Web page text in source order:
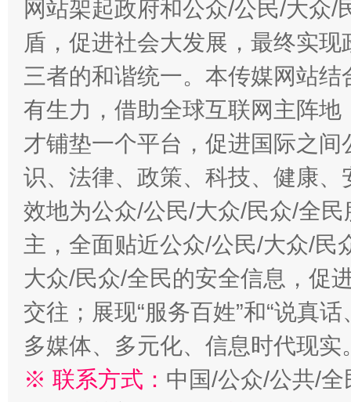
网站架起政府和公众/公民/大众
盾，促进社会大发展，最终实
三者的和谐统一。本传媒网站
有生力，借助全球互联网主阵
才铺垫一个平台，促进国际之
识、法律、政策、科技、健康
效地为公众/公民/大众/民众/全
主，全面贴近公众/公民/大众/民
大众/民众/全民的安全信息，促
交往；展现“服务百姓”和“说真
多媒体、多元化、信息时代现实
※ 联系方式： 中国/公众/公共/